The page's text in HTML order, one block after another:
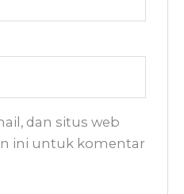
dan situs web
ini untuk komentar